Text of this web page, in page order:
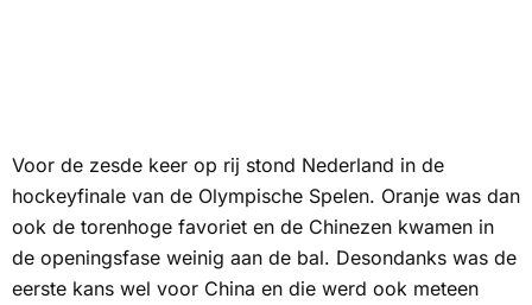
Voor de zesde keer op rij stond Nederland in de
hockeyfinale van de Olympische Spelen. Oranje was dan
ook de torenhoge favoriet en de Chinezen kwamen in
de openingsfase weinig aan de bal. Desondanks was de
eerste kans wel voor China en die werd ook meteen